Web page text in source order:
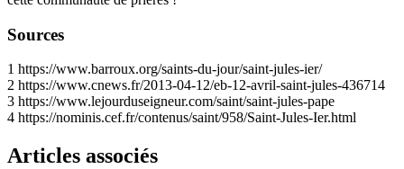
Sources
1 https://www.barroux.org/saints-du-jour/saint-jules-ier/
2 https://www.cnews.fr/2013-04-12/eb-12-avril-saint-jules-436714
3 https://www.lejourduseigneur.com/saint/saint-jules-pape
4 https://nominis.cef.fr/contenus/saint/958/Saint-Jules-Ier.html
Articles associés